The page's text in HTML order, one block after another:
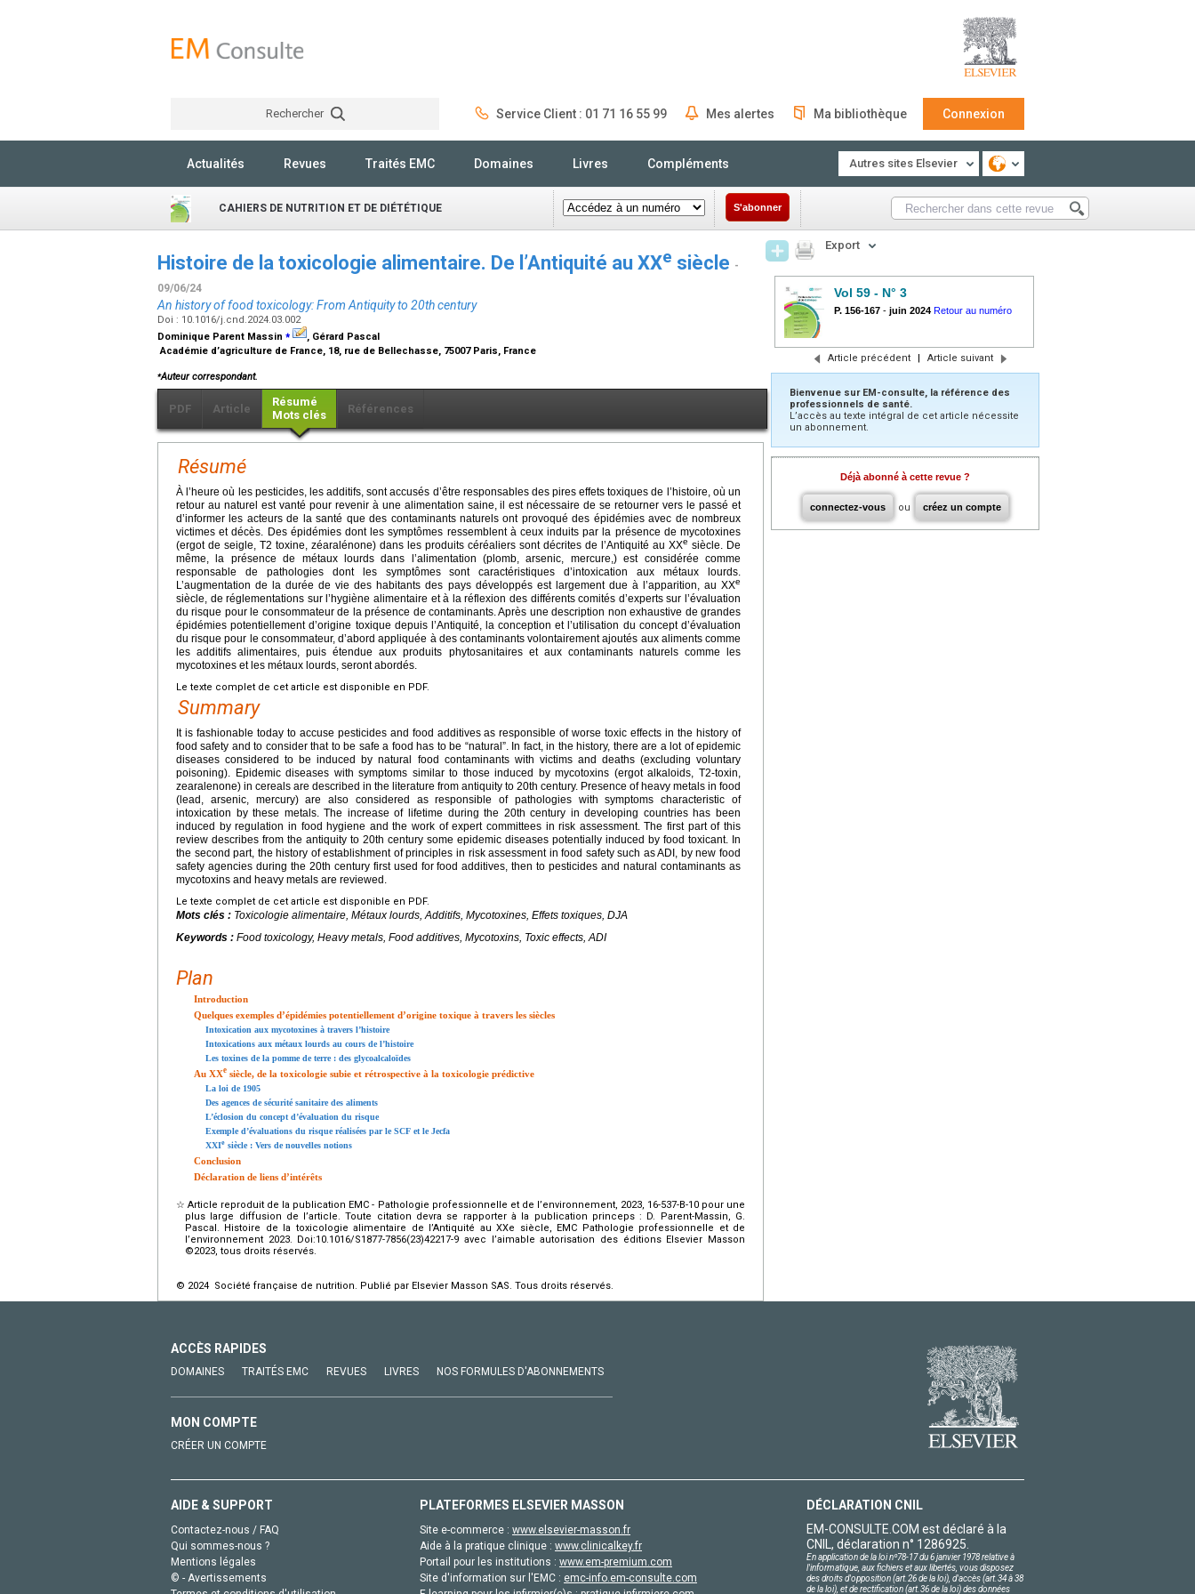
Rechercher Service Client : 01 71 16 55 99 Mes alertes Ma bibliothèque Connexion
Actualités Revues Traités EMC Domaines Livres Compléments Autres sites Elsevier
CAHIERS DE NUTRITION ET DE DIÉTÉTIQUE S'abonner
Histoire de la toxicologie alimentaire. De l’Antiquité au XXe siècle -
09/06/24
An history of food toxicology: From Antiquity to 20th century
Doi : 10.1016/j.cnd.2024.03.002
Dominique Parent Massin ⁎
, Gérard Pascal
Académie d’agriculture de France, 18, rue de Bellechasse, 75007 Paris, France
⁎Auteur correspondant.
PDF Article
Résumé
Mots clés
Références
Résumé
À l’heure où les pesticides, les additifs, sont accusés d’être responsables des pires effets toxiques de l’histoire, où un
retour au naturel est vanté pour revenir à une alimentation saine, il est nécessaire de se retourner vers le passé et
d’informer les acteurs de la santé que des contaminants naturels ont provoqué des épidémies avec de nombreux
victimes et décès. Des épidémies dont les symptômes ressemblent à ceux induits par la présence de mycotoxines
(ergot de seigle, T2 toxine, zéaralénone) dans les produits céréaliers sont décrites de l’Antiquité au XXe siècle. De
même, la présence de métaux lourds dans l’alimentation (plomb, arsenic, mercure,) est considérée comme
responsable de pathologies dont les symptômes sont caractéristiques d’intoxication aux métaux lourds.
L’augmentation de la durée de vie des habitants des pays développés est largement due à l’apparition, au XXe
siècle, de réglementations sur l’hygiène alimentaire et à la réflexion des différents comités d’experts sur l’évaluation
du risque pour le consommateur de la présence de contaminants. Après une description non exhaustive de grandes
épidémies potentiellement d’origine toxique depuis l’Antiquité, la conception et l’utilisation du concept d’évaluation
du risque pour le consommateur, d’abord appliquée à des contaminants volontairement ajoutés aux aliments comme
les additifs alimentaires, puis étendue aux produits phytosanitaires et aux contaminants naturels comme les
mycotoxines et les métaux lourds, seront abordés.
Le texte complet de cet article est disponible en PDF.
Summary
It is fashionable today to accuse pesticides and food additives as responsible of worse toxic effects in the history of
food safety and to consider that to be safe a food has to be “natural”. In fact, in the history, there are a lot of epidemic
diseases considered to be induced by natural food contaminants with victims and deaths (excluding voluntary
poisoning). Epidemic diseases with symptoms similar to those induced by mycotoxins (ergot alkaloids, T2-toxin,
zearalenone) in cereals are described in the literature from antiquity to 20th century. Presence of heavy metals in food
(lead, arsenic, mercury) are also considered as responsible of pathologies with symptoms characteristic of
intoxication by these metals. The increase of lifetime during the 20th century in developing countries has been
induced by regulation in food hygiene and the work of expert committees in risk assessment. The first part of this
review describes from the antiquity to 20th century some epidemic diseases potentially induced by food toxicant. In
the second part, the history of establishment of principles in risk assessment in food safety such as ADI, by new food
safety agencies during the 20th century first used for food additives, then to pesticides and natural contaminants as
mycotoxins and heavy metals are reviewed.
Le texte complet de cet article est disponible en PDF.
Mots clés : Toxicologie alimentaire, Métaux lourds, Additifs, Mycotoxines, Effets toxiques, DJA
Keywords : Food toxicology, Heavy metals, Food additives, Mycotoxins, Toxic effects, ADI
Plan
Introduction
Quelques exemples d’épidémies potentiellement d’origine toxique à travers les siècles
Intoxication aux mycotoxines à travers l’histoire
Intoxications aux métaux lourds au cours de l’histoire
Les toxines de la pomme de terre : des glycoalcaloïdes
Au XXe siècle, de la toxicologie subie et rétrospective à la toxicologie prédictive
La loi de 1905
Des agences de sécurité sanitaire des aliments
L’éclosion du concept d’évaluation du risque
Exemple d’évaluations du risque réalisées par le SCF et le Jecfa
XXIe siècle : Vers de nouvelles notions
Conclusion
Déclaration de liens d’intérêts
☆ Article reproduit de la publication EMC - Pathologie professionnelle et de l’environnement, 2023, 16-537-B-10 pour une
plus large diffusion de l’article. Toute citation devra se rapporter à la publication princeps : D. Parent-Massin, G.
Pascal. Histoire de la toxicologie alimentaire de l’Antiquité au XXe siècle, EMC Pathologie professionnelle et de
l’environnement 2023. Doi:10.1016/S1877-7856(23)42217-9 avec l’aimable autorisation des éditions Elsevier Masson
©2023, tous droits réservés.
© 2024 Société française de nutrition. Publié par Elsevier Masson SAS. Tous droits réservés.
Export
Vol 59 - N° 3
P. 156-167 - juin 2024 Retour au numéro
Article précédent | Article suivant
Bienvenue sur EM-consulte, la référence des
professionnels de santé.
L’accès au texte intégral de cet article nécessite
un abonnement.
Déjà abonné à cette revue ?
connectez-vous ou créez un compte
ACCÈS RAPIDES
DOMAINES TRAITÉS EMC REVUES LIVRES NOS FORMULES D'ABONNEMENTS
MON COMPTE
CRÉER UN COMPTE
AIDE & SUPPORT
Contactez-nous / FAQ
Qui sommes-nous ?
Mentions légales
© - Avertissements
PLATEFORMES ELSEVIER MASSON
Site e-commerce : www.elsevier-masson.fr
Aide à la pratique clinique : www.clinicalkey.fr
Portail pour les institutions : www.em-premium.com
Site d'information sur l'EMC : emc-info.em-consulte.com
DÉCLARATION CNIL
EM-CONSULTE.COM est déclaré à la
CNIL, déclaration n° 1286925.
En application de la loi nº78-17 du 6 janvier 1978 relative à
l'informatique, aux fichiers et aux libertés, vous disposez
des droits d'opposition (art.26 de la loi), d'accès (art.34 à 38
de la loi), et de rectification (art.36 de la loi) des données